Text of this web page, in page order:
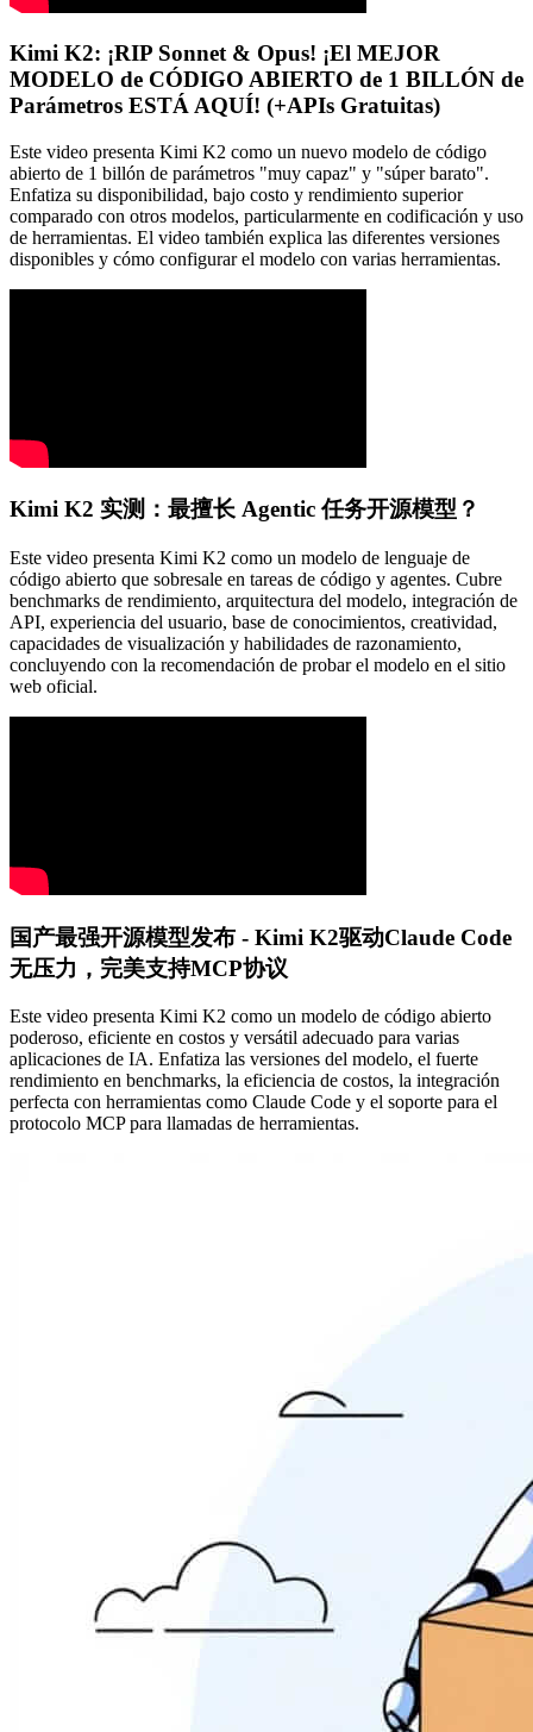
Kimi K2: ¡RIP Sonnet & Opus! ¡El MEJOR
MODELO de CÓDIGO ABIERTO de 1 BILLÓN de
Parámetros ESTÁ AQUÍ! (+APIs Gratuitas)
Este video presenta Kimi K2 como un nuevo modelo de código
abierto de 1 billón de parámetros "muy capaz" y "súper barato".
Enfatiza su disponibilidad, bajo costo y rendimiento superior
comparado con otros modelos, particularmente en codificación y uso
de herramientas. El video también explica las diferentes versiones
disponibles y cómo configurar el modelo con varias herramientas.
Kimi K2 实测：最擅长 Agentic 任务开源模型？
Este video presenta Kimi K2 como un modelo de lenguaje de
código abierto que sobresale en tareas de código y agentes. Cubre
benchmarks de rendimiento, arquitectura del modelo, integración de
API, experiencia del usuario, base de conocimientos, creatividad,
capacidades de visualización y habilidades de razonamiento,
concluyendo con la recomendación de probar el modelo en el sitio
web oficial.
国产最强开源模型发布 - Kimi K2驱动Claude Code
无压力，完美支持MCP协议
Este video presenta Kimi K2 como un modelo de código abierto
poderoso, eficiente en costos y versátil adecuado para varias
aplicaciones de IA. Enfatiza las versiones del modelo, el fuerte
rendimiento en benchmarks, la eficiencia de costos, la integración
perfecta con herramientas como Claude Code y el soporte para el
protocolo MCP para llamadas de herramientas.